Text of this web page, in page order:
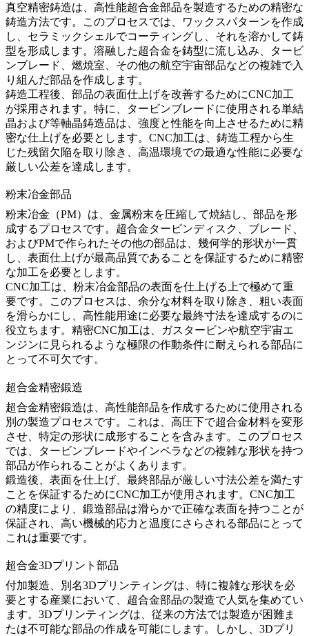
真空精密鋳造は、高性能超合金部品を製造するための精密な
鋳造方法です。このプロセスでは、ワックスパターンを作成
し、セラミックシェルでコーティングし、それを溶かして鋳
型を形成します。溶融した超合金を鋳型に流し込み、タービ
ンブレード、燃焼室、その他の航空宇宙部品などの複雑で入
り組んだ部品を作成します。
鋳造工程後、部品の表面仕上げを改善するためにCNC加工
が採用されます。特に、タービンブレードに使用される単結
晶および等軸晶鋳造品は、強度と性能を向上させるために精
密な仕上げを必要とします。CNC加工は、鋳造工程から生
じた残留欠陥を取り除き、高温環境での最適な性能に必要な
厳しい公差を達成します。
粉末冶金部品
粉末冶金（PM）は、金属粉末を圧縮して焼結し、部品を形
成するプロセスです。 超合金タービンディスク 、ブレード、
およびPMで作られたその他の部品は、幾何学的形状が一貫
し、表面仕上げが最高品質であることを保証するために精密
な加工を必要とします。
CNC加工は、粉末冶金部品の表面を仕上げる上で極めて重
要です。このプロセスは、余分な材料を取り除き、粗い表面
を滑らかにし、高性能用途に必要な最終寸法を達成するのに
役立ちます。精密CNC加工は、ガスタービンや航空宇宙エ
ンジンに見られるような極限の作動条件に耐えられる部品に
とって不可欠です。
超合金精密鍛造
超合金精密鍛造は、高性能部品を作成するために使用される
別の製造プロセスです。これは、高圧下で超合金材料を変形
させ、特定の形状に成形することを含みます。このプロセス
では、タービンブレードやインペラなどの複雑な形状を持つ
部品が作られることがよくあります。
鍛造後、表面を仕上げ、最終部品が厳しい寸法公差を満たす
ことを保証するためにCNC加工が使用されます。CNC加工
の精度により、鍛造部品は滑らかで正確な表面を持つことが
保証され、高い機械的応力と温度にさらされる部品にとって
これは重要です。
超合金3Dプリント部品
付加製造、別名3Dプリンティングは、特に複雑な形状を必
要とする産業において、超合金部品の製造で人気を集めてい
ます。3Dプリンティングは、従来の方法では製造が困難ま
たは不可能な部品の作成を可能にします。しかし、3Dプリ